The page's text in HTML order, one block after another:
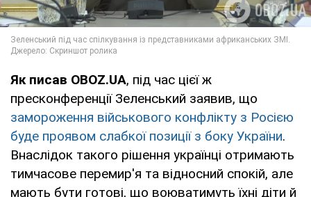
Як писав OBOZ.UA, під час цієї ж
пресконференції Зеленський заявив, що
замороження військового конфлікту з Росією
буде проявом слабкої позиції з боку України.
Внаслідок такого рішення українці отримають
тимчасове перемир'я та відносний спокій, але
мають бути готові, що воюватимуть їхні діти й